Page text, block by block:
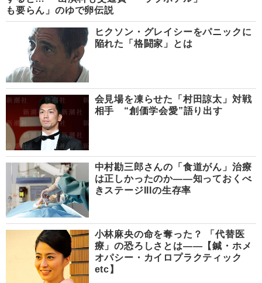
も要らん」のゆで卵伝説
ヒクソン・グレイシーをパニックに
陥れた「格闘家」とは
会見場を凍らせた「村田諒太」対戦
相手 “創価学会愛”語り出す
中村勘三郎さんの「食道がん」治療
は正しかったのか――知っておくべ
きステージIIIの生存率
小林麻央の命を奪った？ 「代替医
療」の恐ろしさとは――【鍼・ホメ
オパシー・カイロプラクティック
etc】